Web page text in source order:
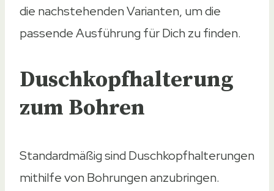
die nachstehenden Varianten, um die
passende Ausführung für Dich zu finden.
Duschkopfhalterung
zum Bohren
Standardmäßig sind Duschkopfhalterungen
mithilfe von Bohrungen anzubringen.